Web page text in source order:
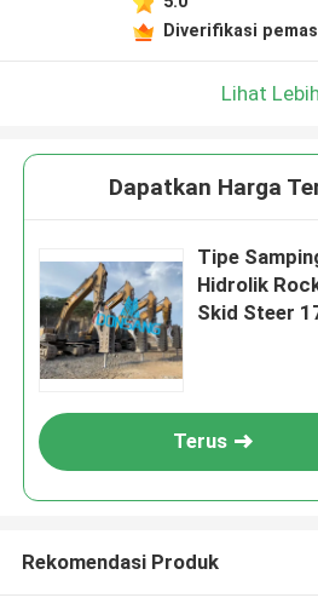
Diverifikasi
Lihat Lebih
Dapatkan Harga
Tipe
Hidrolik
Skid Steer
Terus
Rekomendasi Produk